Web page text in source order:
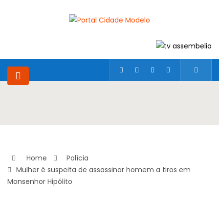
Home
Polícia
Mulher é suspeita de assassinar homem a tiros em
Monsenhor Hipólito